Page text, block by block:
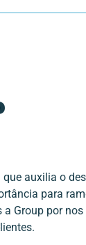
auxilia o
para
Group por